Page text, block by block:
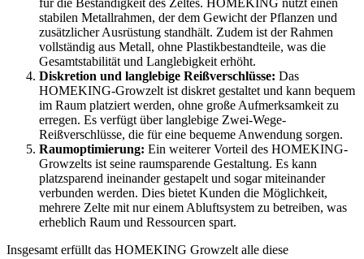
stabilen Metallrahmen, der dem Gewicht der Pflanzen und
zusätzlicher Ausrüstung standhält. Zudem ist der Rahmen
vollständig aus Metall, ohne Plastikbestandteile, was die
Gesamtstabilität und Langlebigkeit erhöht.
Diskretion und langlebige Reißverschlüsse: Das
HOMEKING-Growzelt ist diskret gestaltet und kann bequem
im Raum platziert werden, ohne große Aufmerksamkeit zu
erregen. Es verfügt über langlebige Zwei-Wege-
Reißverschlüsse, die für eine bequeme Anwendung sorgen.
Raumoptimierung: Ein weiterer Vorteil des HOMEKING-
Growzelts ist seine raumsparende Gestaltung. Es kann
platzsparend ineinander gestapelt und sogar miteinander
verbunden werden. Dies bietet Kunden die Möglichkeit,
mehrere Zelte mit nur einem Abluftsystem zu betreiben, was
erheblich Raum und Ressourcen spart.
Insgesamt erfüllt das HOMEKING Growzelt alle diese